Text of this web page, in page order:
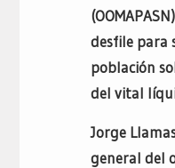
desfile para
población
del vital
Jorge
general del